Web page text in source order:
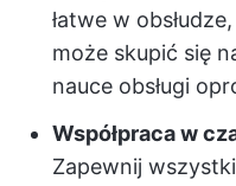
łatwe w
może skupić się
nauce obsługi
Współpraca w
Zapewnij